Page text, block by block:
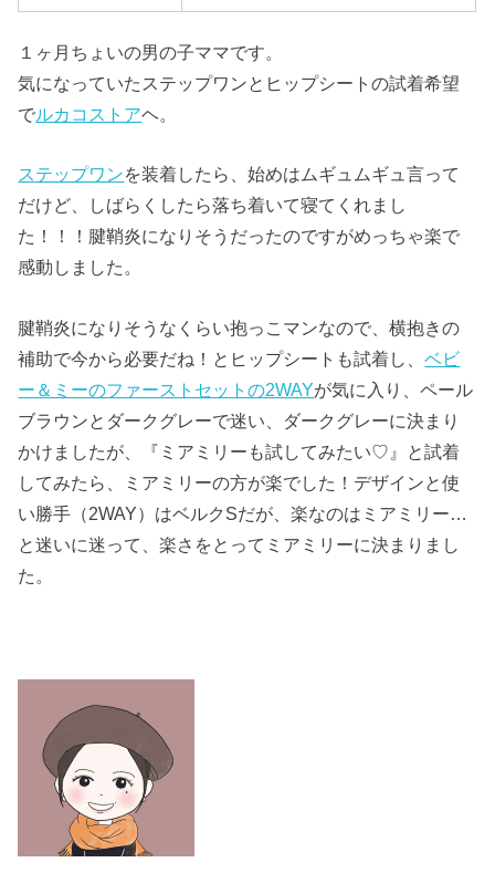
１ヶ月ちょいの男の子ママです。
気になっていたステップワンとヒップシートの試着希望
でルカコストアヘ。
ステップワンを装着したら、始めはムギュムギュ言って
だけど、しばらくしたら落ち着いて寝てくれまし
た！！！腱鞘炎になりそうだったのですがめっちゃ楽で
感動しました。
腱鞘炎になりそうなくらい抱っこマンなので、横抱きの
補助で今から必要だね！とヒップシートも試着し、ベビ
ー＆ミーのファーストセットの2WAYが気に入り、ペール
ブラウンとダークグレーで迷い、ダークグレーに決まり
かけましたが、『ミアミリーも試してみたい♡』と試着
してみたら、ミアミリーの方が楽でした！デザインと使
い勝手（2WAY）はベルクSだが、楽なのはミアミリー…
と迷いに迷って、楽さをとってミアミリーに決まりまし
た。